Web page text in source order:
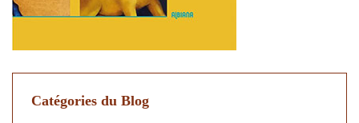
Catégories du Blog